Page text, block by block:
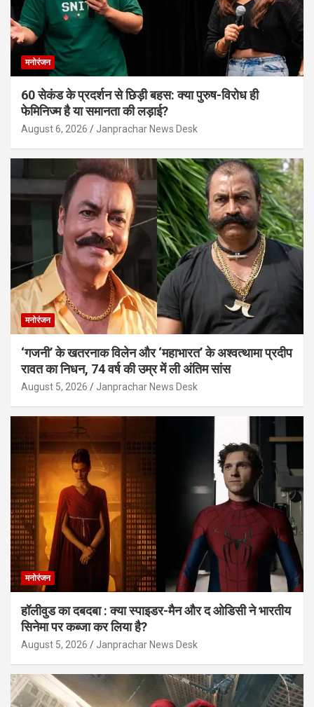
मनोरंजन
60 सेकंड के प्रदर्शन से छिड़ी बहस: क्या पुरुष-विरोध ही
फेमिनिज्म है या समानता की लड़ाई?
August 6, 2026 Janprachar News Desk
मनोरंजन
‘गजनी’ के खतरनाक विलेन और ‘महाभारत’ के अश्वत्थामा प्रदीप
रावत का निधन, 74 वर्ष की उम्र में ली अंतिम सांस
August 5, 2026 Janprachar News Desk
मनोरंजन
हॉलीवुड का दबदबा : क्या स्पाइडर-मैन और द ओडिसी ने भारतीय
सिनेमा पर कब्जा कर लिया है?
August 5, 2026 Janprachar News Desk